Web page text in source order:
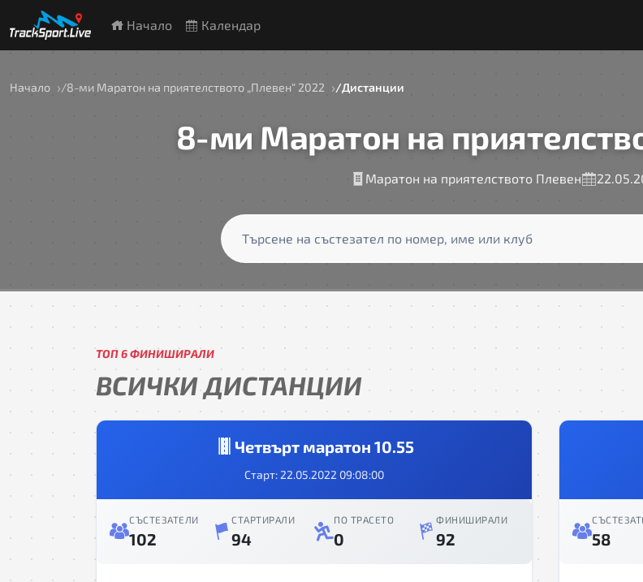
Начало Календар
Начало 8-ми Маратон на приятелството „Плевен“ 2022 Дистанции
8-ми Маратон на
Маратон на приятелството Плевен
ТОП 6 ФИНИШИРАЛИ
ВСИЧКИ ДИСТАНЦИИ
Четвърт маратон 10.55
Старт: 22.05.2022 09:08:00
СЪСТЕЗАТЕЛИ
102
СТАРТИРАЛИ
94
ПО ТРАСЕТО
0
ФИНИШИРАЛИ
92 58